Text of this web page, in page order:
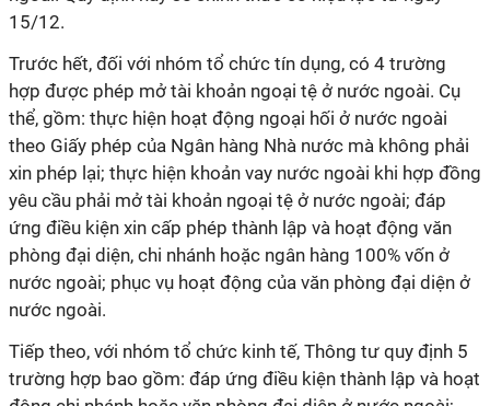
15/12.
Trước hết, đối với nhóm tổ chức tín dụng, có 4 trường
hợp được phép mở tài khoản ngoại tệ ở nước ngoài. Cụ
thể, gồm: thực hiện hoạt động ngoại hối ở nước ngoài
theo Giấy phép của Ngân hàng Nhà nước mà không phải
xin phép lại; thực hiện khoản vay nước ngoài khi hợp đồng
yêu cầu phải mở tài khoản ngoại tệ ở nước ngoài; đáp
ứng điều kiện xin cấp phép thành lập và hoạt động văn
phòng đại diện, chi nhánh hoặc ngân hàng 100% vốn ở
nước ngoài; phục vụ hoạt động của văn phòng đại diện ở
nước ngoài.
Tiếp theo, với nhóm tổ chức kinh tế, Thông tư quy định 5
trường hợp bao gồm: đáp ứng điều kiện thành lập và hoạt